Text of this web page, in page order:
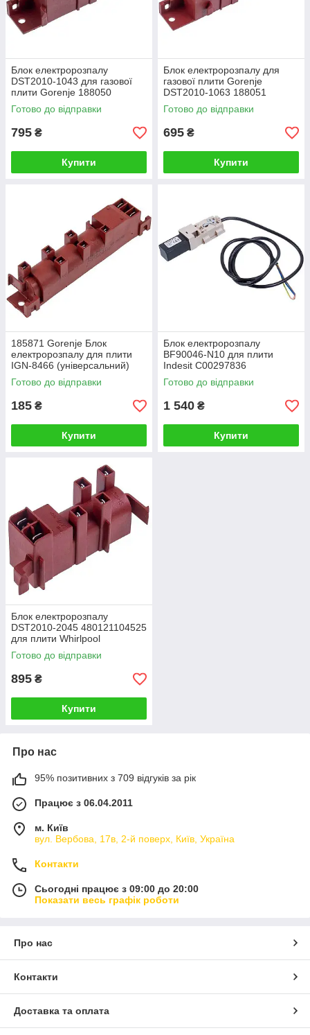
Блок електророзпалу
DST2010-1043 для газової
плити Gorenje 188050
(185870)
Готово до відправки
795 ₴
Купити
Блок електророзпалу для
газової плити Gorenje
DST2010-1063 188051
Готово до відправки
695 ₴
Купити
185871 Gorenje Блок
електророзпалу для плити
IGN-8466 (універсальний)
Готово до відправки
185 ₴
Купити
Блок електророзпалу
BF90046-N10 для плити
Indesit C00297836
Готово до відправки
1 540 ₴
Купити
Блок електророзпалу
DST2010-2045 480121104525
для плити Whirlpool
Готово до відправки
895 ₴
Купити
Про нас
95% позитивних з 709 відгуків за рік
Працює з 06.04.2011
м. Київ
вул. Вербова, 17в, 2-й поверх, Київ, Україна
Контакти
Сьогодні працює з 09:00 до 20:00
Показати весь графік роботи
Про нас
Контакти
Доставка та оплата